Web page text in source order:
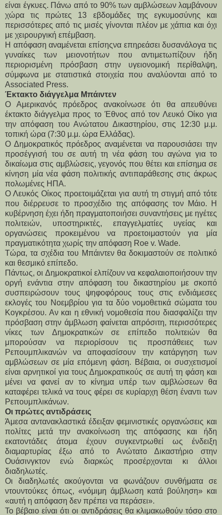
είναι έγκυες. Πάνω από το 90% των αμβλώσεων λαμβάνουν
χώρα τις πρώτες 13 εβδομάδες της εγκυμοσύνης και
περισσότερες από τις μισές γίνονται πλέον με χάπια και όχι
με χειρουργική επέμβαση.
Η απόφαση αναμένεται επίσηςνα επηρεάσει δυσανάλογα τις
γυναίκες των μειονοτήτων που αντιμετωπίζουν ήδη
περιορισμένη πρόσβαση στην υγειονομική περίθαλψη,
σύμφωνα με στατιστικά στοιχεία που αναλύονται από το
Associated Press.
Έκτακτο διάγγελμα Μπάιντεν
Ο Αμερικανός πρόεδρος ανακοίνωσε ότι θα απευθύνει
έκτακτο διάγγελμα προς το Έθνος από τον Λευκό Οίκο για
την απόφαση του Ανώτατου Δικαστηρίου, στις 12:30 μ.μ.
τοπική ώρα (7:30 μ.μ. ώρα Ελλάδας).
Ο Δημοκρατικός πρόεδρος αναμένεται να παρουσιάσει την
προσέγγισή του σε αυτή τη νέα φάση του αγώνα για το
δικαίωμα στις αμβλώσεις, γεγονός που θέτει και επίσημα σε
κίνηση μία νέα φάση πολιτικής αντιπαράθεσης στις άκρως
πολωμένες ΗΠΑ.
Ο Λευκός Οίκος προετοιμάζεται για αυτή τη στιγμή από τότε
που διέρρευσε το προσχέδιο της απόφασης τον Μάιο. Η
κυβέρνηση έχει ήδη πραγματοποιήσει συναντήσεις με ηγέτες
πολιτειών, υποστηρικτές, επαγγελματίες υγείας και
οργανώσεις προκειμένου να προετοιμαστούν για μία
πραγματικότητα χωρίς την απόφαση Roe v. Wade.
Τώρα, τα σχέδια του Μπάιντεν θα δοκιμαστούν σε πολιτικό
και θεσμικό επίπεδο.
Πάντως, οι Δημοκρατικοί ελπίζουν να κεφαλαιοποιήσουν την
οργή ενάντια στην απόφαση του δικαστηρίου με σκοπό
συσπειρώσουν τους ψηφοφόρους τους στις ενδιάμεσες
εκλογές του Νοεμβρίου για τα δύο νομοθετικά σώματα του
Κογκρέσου. Αν και η εθνική νομοθεσία που διασφαλίζει την
πρόσβαση στην άμβλωση φαίνεται απρόσιτη, περισσότερες
νίκες των Δημοκρατικών σε επίπεδο πολιτειών θα
μπορούσαν να περιορίσουν τις προσπάθειες των
Ρεπουμπλικανών να αποφασίσουν την κατάργηση των
αμβλώσεων σε μία επόμενη φάση. Βέβαια, οι συσχετισμοί
είναι αρνητικοί για τους Δημοκρατικούς σε αυτή τη φάση και
μένει να φανεί αν το κίνημα υπέρ των αμβλώσεων θα
καταφέρει τελικά να τους φέρει σε κυρίαρχη θέση έναντι των
Ρεπουμπλικάνων.
Οι πρώτες αντιδράσεις
Άμεσα αντανακλαστικά έδειξαν φεμινιστικές οργανώσεις και
πολίτες μετά την ανακοίνωση της απόφασης και ήδη
εκατοντάδες άτομα έχουν συγκεντρωθεί ως ένδειξη
διαμαρτυρίας έξω από το Ανώτατο Δικαστήριο στην
Ουάσινγκτον ενώ διαρκώς προσέρχονται κι άλλοι
διαδηλωτές.
Οι διαδηλωτές ακούγονται να φωνάζουν συνθήματα σε
ντουντούκες όπως, «νόμιμη άμβλωση κατά βούληση» και
«αυτή η απόφαση δεν πρέπει να περάσει».
Το βέβαιο είναι ότι οι αντιδράσεις θα κλιμακωθούν τόσο στο